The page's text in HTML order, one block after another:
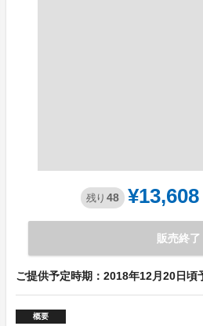
残り 48 ¥13,608
販売終了
ご提供予定時期：2018年12月20日頃
概要